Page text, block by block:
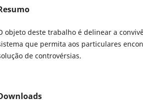
objeto deste trabalho é delinear a
que permita aos particulares
de controvérsias.